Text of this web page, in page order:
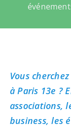
Vous
à Paris 13e ?
associations,
business, les